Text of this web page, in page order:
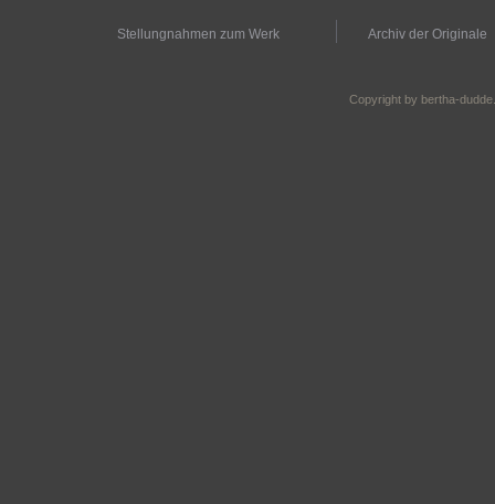
Stellungnahmen zum Werk Archiv der Originale
Copyright by bertha-